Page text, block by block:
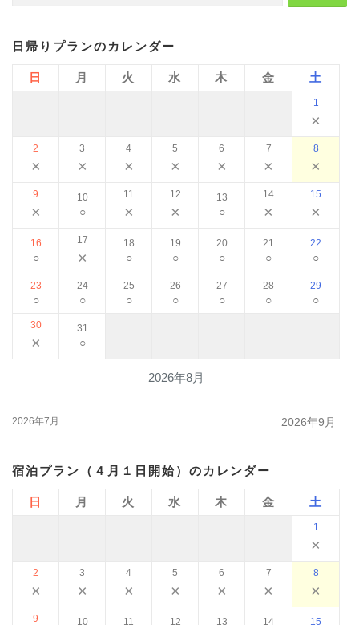
日帰りプランのカレンダー
2026年8月
日 月 火 水 木 金 土
1
×
2
×
3
×
4
×
5
×
6
×
7
×
8
×
9
×
10
○
11
×
12
×
13
○
14
×
15
×
16
○
17
×
18
○
19
○
20
○
21
○
22
○
23
○
24
○
25
○
26
○
27
○
28
○
29
○
30
×
31
○
2026年7月 2026年9月
宿泊プラン（４月１日開始）のカレンダー
日 月 火 水 木 金 土
1
×
2
×
3
×
4
×
5
×
6
×
7
×
8
×
9 10 11 12 13 14 15